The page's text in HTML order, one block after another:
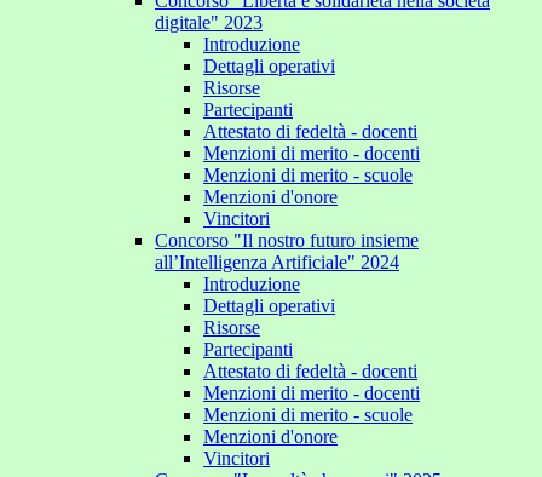
digitale" 2023
Introduzione
Dettagli operativi
Risorse
Partecipanti
Attestato di fedeltà - docenti
Menzioni di merito - docenti
Menzioni di merito - scuole
Menzioni d'onore
Vincitori
Concorso "Il nostro futuro insieme
all’Intelligenza Artificiale" 2024
Introduzione
Dettagli operativi
Risorse
Partecipanti
Attestato di fedeltà - docenti
Menzioni di merito - docenti
Menzioni di merito - scuole
Menzioni d'onore
Vincitori